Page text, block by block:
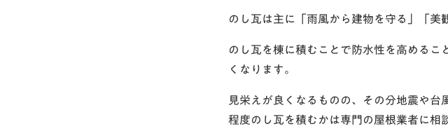
のし瓦は主に「雨風から建物を守る」「美
のし瓦を棟に積むことで防水性を高める
くなります。
見栄えが良くなるものの、その分地震や
程度のし瓦を積むかは専門の屋根業者に相